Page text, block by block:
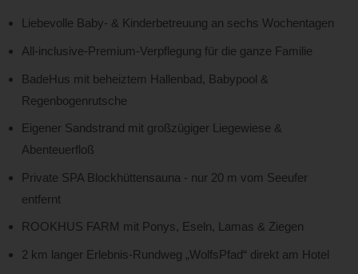
Liebevolle Baby- & Kinderbetreuung an sechs Wochentagen
All-inclusive-Premium-Verpflegung für die ganze Familie
BadeHus mit beheiztem Hallenbad, Babypool &
Regenbogenrutsche
Eigener Sandstrand mit großzügiger Liegewiese &
Abenteuerfloß
Private SPA Blockhüttensauna - nur 20 m vom Seeufer
entfernt
ROOKHUS FARM mit Ponys, Eseln, Lamas & Ziegen
2 km langer Erlebnis-Rundweg „WolfsPfad“ direkt am Hotel